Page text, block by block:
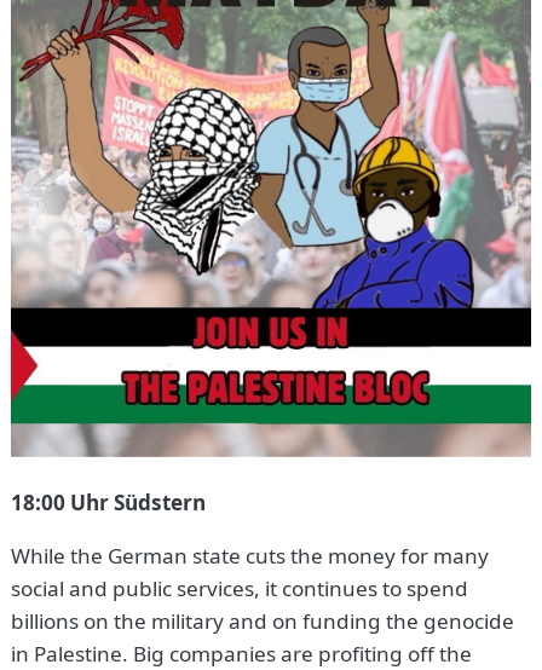
18:00 Uhr Südstern
While the German state cuts the money for many
social and public services, it continues to spend
billions on the military and on funding the genocide
in Palestine. Big companies are profiting off the